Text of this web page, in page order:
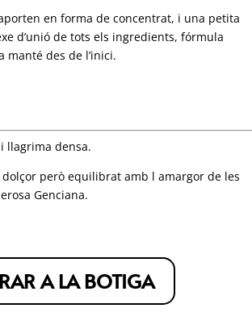
en forma de concentrat, i una petita
d’unió de tots els ingredients, fórmula
manté des de l’inici.
llagrima densa.
però equilibrat amb l amargor de les
Genciana.
A LA BOTIGA